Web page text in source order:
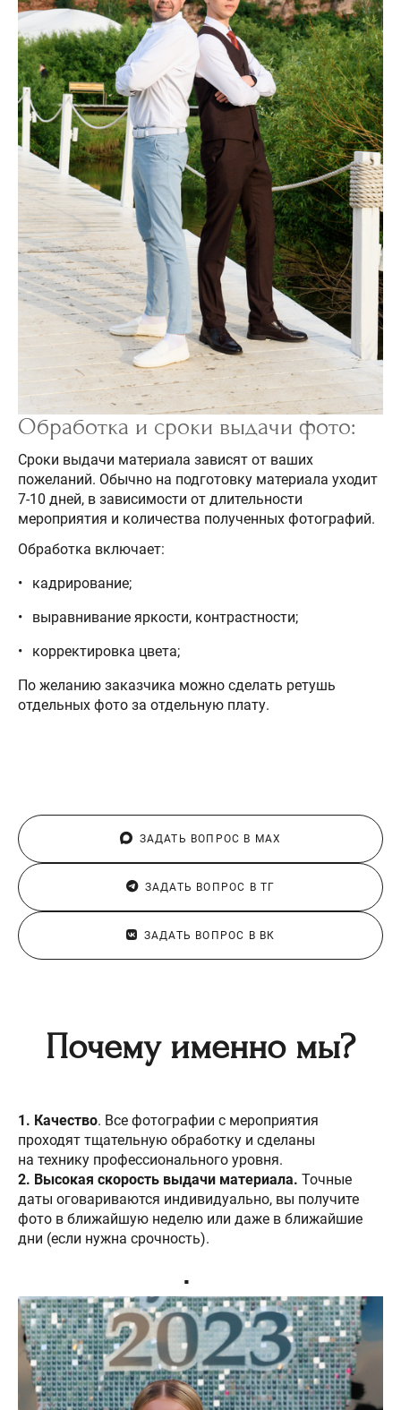
Обработка и сроки выдачи фото:
Сроки выдачи материала зависят от ваших
пожеланий. Обычно на подготовку материала уходит
7-10 дней, в зависимости от длительности
мероприятия и количества полученных фотографий.
Обработка включает:
кадрирование;
выравнивание яркости, контрастности;
корректировка цвета;
По желанию заказчика можно сделать ретушь
отдельных фото за отдельную плату.
ЗАДАТЬ ВОПРОС В МАХ
ЗАДАТЬ ВОПРОС В ТГ
ЗАДАТЬ ВОПРОС В ВК
Почему именно мы?
1. Качество. Все фотографии с мероприятия
проходят тщательную обработку и сделаны
на технику профессионального уровня.
2. Высокая скорость выдачи материала. Точные
даты оговариваются индивидуально, вы получите
фото в ближайшую неделю или даже в ближайшие
дни (если нужна срочность).